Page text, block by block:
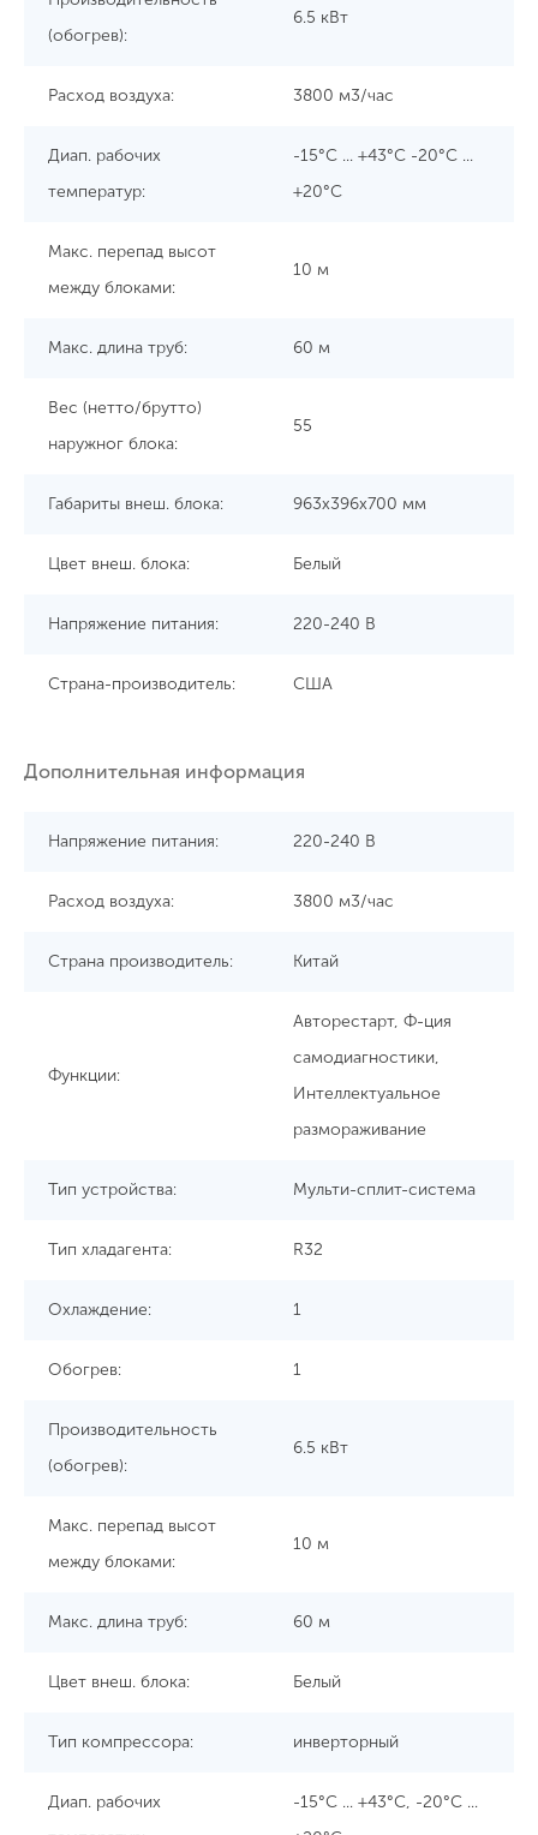
(обогрев):
6.5 кBт
Расход воздуха: 3800 м3/час
Диап. рабочих
температур:
-15°C ... +43°C -20°C ...
+20°C
Макс. перепад высот
между блоками:
10 м
Макс. длина труб: 60 м
Вес (нетто/брутто)
наружног блока:
55
Габариты внеш. блока: 963x396x700 мм
Цвет внеш. блока: Белый
Напряжение питания: 220-240 В
Страна-производитель: США
Дополнительная информация
Напряжение питания: 220-240 В
Расход воздуха: 3800 м3/час
Страна производитель: Китай
Функции:
Авторестарт, Ф-ция
самодиагностики,
Интеллектуальное
размораживание
Тип устройства: Мульти-сплит-система
Тип хладагента: R32
Охлаждение: 1
Обогрев: 1
Производительность
(обогрев):
6.5 кBт
Макс. перепад высот
между блоками:
10 м
Макс. длина труб: 60 м
Цвет внеш. блока: Белый
Тип компрессора: инверторный
Диап. рабочих
-15°C ... +43°C, -20°C ...